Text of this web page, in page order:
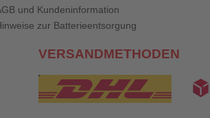
und Kundeninformation
zur Batterieentsorgung
VERSANDMETHODEN